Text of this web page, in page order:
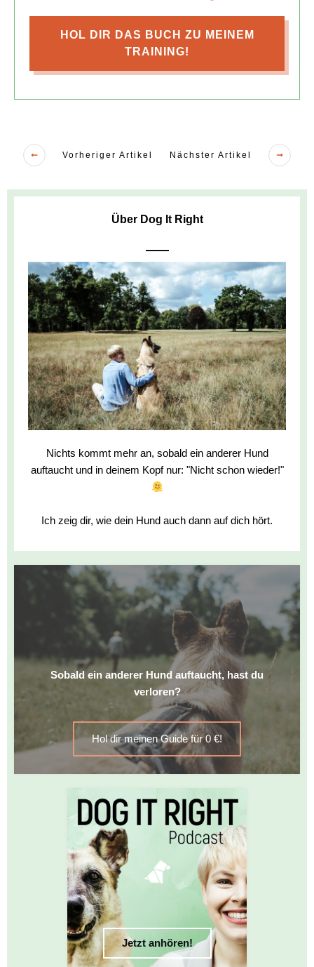
HOL DIR DAS BUCH ZU MEINEM
TRAINING!
Vorheriger Artikel Nächster Artikel
Über Dog It Right
Nichts kommt mehr an, sobald ein anderer Hund
auftaucht und in deinem Kopf nur: "Nicht schon wieder!"
Ich zeig dir, wie dein Hund auch dann auf dich hört.
Sobald ein anderer Hund auftaucht, hast du
verloren?
Hol dir meinen Guide für 0 €!
Jetzt anhören!